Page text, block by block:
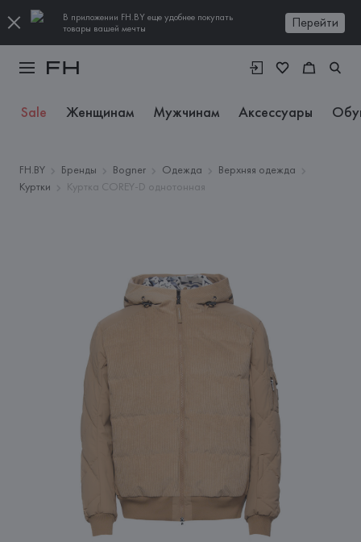
В приложении FH.BY еще удобнее покупать
товары вашей мечты
Перейти
Sale Женщинам Мужчинам Аксессуары
FH.BY Бренды Bogner Одежда
Верхняя одежда
Куртки
Куртка COREY-D однотонная